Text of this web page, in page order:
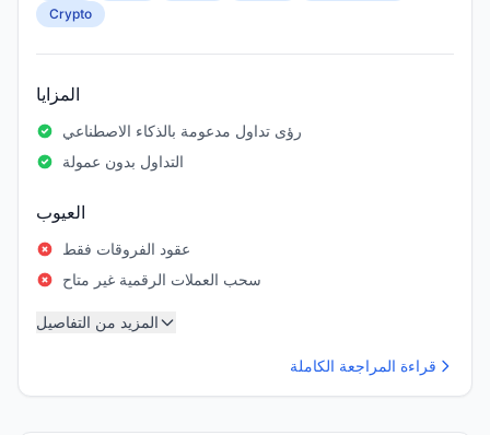
Crypto
المزايا
رؤى تداول مدعومة بالذكاء الاصطناعي
التداول بدون عمولة
العيوب
عقود الفروقات فقط
سحب العملات الرقمية غير متاح
المزيد من التفاصيل
قراءة المراجعة الكاملة